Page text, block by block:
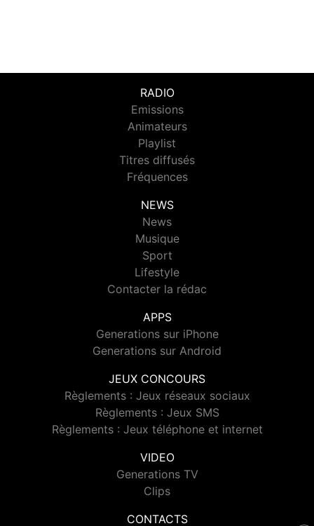
RADIO
Emissions
Animateurs
Playlist
Titres diffusés
Fréquences
NEWS
News
Musique
Sport
Lifestyle
Contacter la rédac
APPS
Generations sur iPhone
Generations sur Android
JEUX CONCOURS
Règlements : Jeux réseaux sociaux
Règlements : Jeux SMS
Règlements : Jeux téléphone et internet
VIDEO
Generations TV
Clips
CONTACTS